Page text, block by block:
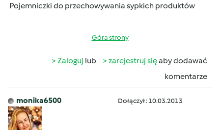
Pojemniczki do przechowywania sypkich produktów
Góra strony
Zaloguj lub zarejestruj sięaby dodawać
komentarze
monika6500 Dołączył : 10.03.2013